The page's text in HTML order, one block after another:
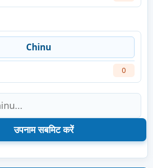
Chinu
0